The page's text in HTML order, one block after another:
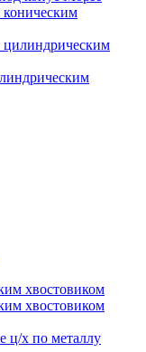
хвостовиком
хвостовиком
ц/х по металлу